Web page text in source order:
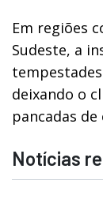
Em regiões
Sudeste, a
deixando o
pancadas de
Notícias